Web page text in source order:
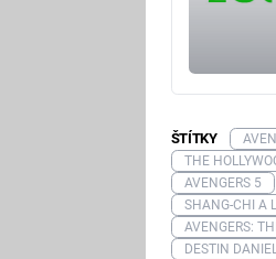
ŠTÍTKY
THE
AVENGERS 5
SHANG-CHI A
AVENGERS:
DESTIN